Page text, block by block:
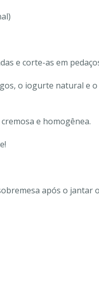
e corte-as em
o iogurte natural e
e homogênea.
após o jantar